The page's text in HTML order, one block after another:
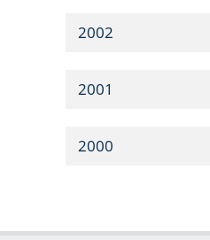
2002
2001
2000